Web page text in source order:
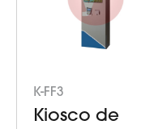
K-FF3
Kiosco de